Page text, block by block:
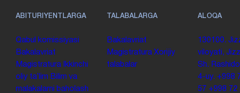
ABITURIYENTLARGA
Qabul komissiyasi
Bakalavriat
Magistratura
Ikkinchi
oliy taʼlim Bilim va
malakalarni baholash
TALABALARGA
Bakalavriat
Magistratura Xorijiy
talabalar
ALOQA
130100.
viloyati,
Sh.
4-uy. +998
57 +998 72